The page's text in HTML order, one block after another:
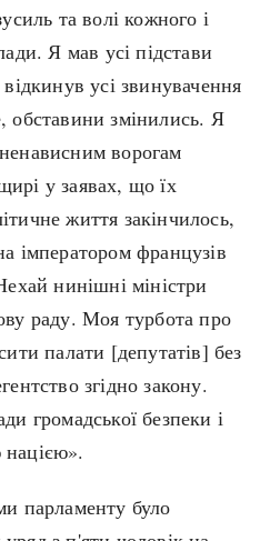
та волі кожного і
Я мав усі підстави
усі звинувачення
змінились. Я
ворогам
у заявах, що їх
життя закінчилось,
імператором французів
нинішні міністри
раду. Моя турбота про
палати [депутатів] без
згідно закону.
громадської безпеки і
парламенту було